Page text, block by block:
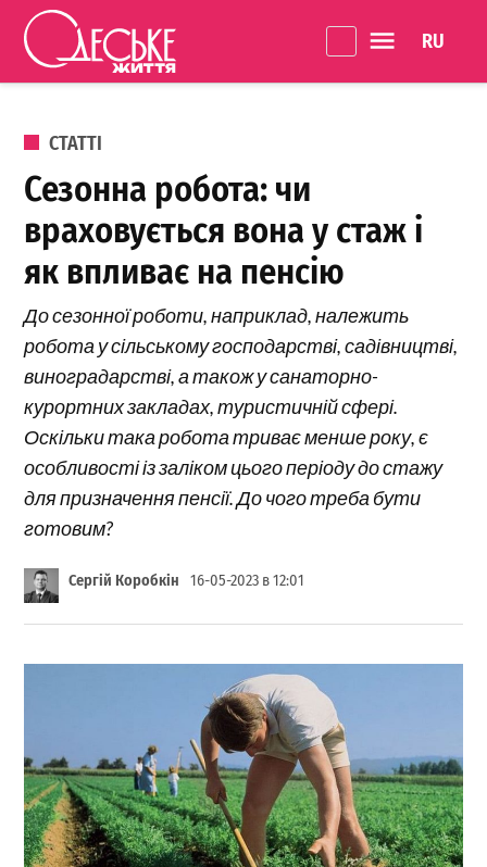
Перейти до вмісту
Життя
ОПУБЛІКОВАНО В
СТАТТІ
Сезонна робота: чи
враховується вона у стаж і
як впливає на пенсію
До сезонної роботи, наприклад, належить
робота у сільському господарстві, садівництві,
виноградарстві, а також у санаторно-
курортних закладах, туристичній сфері.
Оскільки така робота триває менше року, є
особливості із заліком цього періоду до стажу
для призначення пенсії. До чого треба бути
готовим?
Сергій Коробкін 16-05-2023 в 12:01